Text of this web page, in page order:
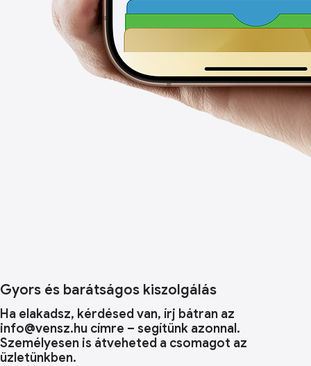
Gyors és barátságos kiszolgálás
Ha elakadsz, kérdésed van, írj bátran az
info@vensz.hu címre – segítünk azonnal.
Személyesen is átveheted a csomagot az
üzletünkben.